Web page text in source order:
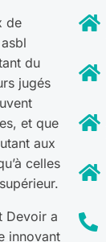
de
du
jugés
et que
aux
celles
Devoir a
innovant